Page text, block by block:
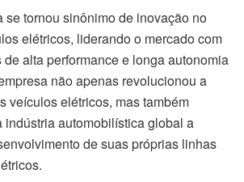
se tornou sinônimo de inovação no
elétricos, liderando o mercado com
alta performance e longa autonomia
não apenas revolucionou a
veículos elétricos, mas também
indústria automobilística global a
de suas próprias linhas